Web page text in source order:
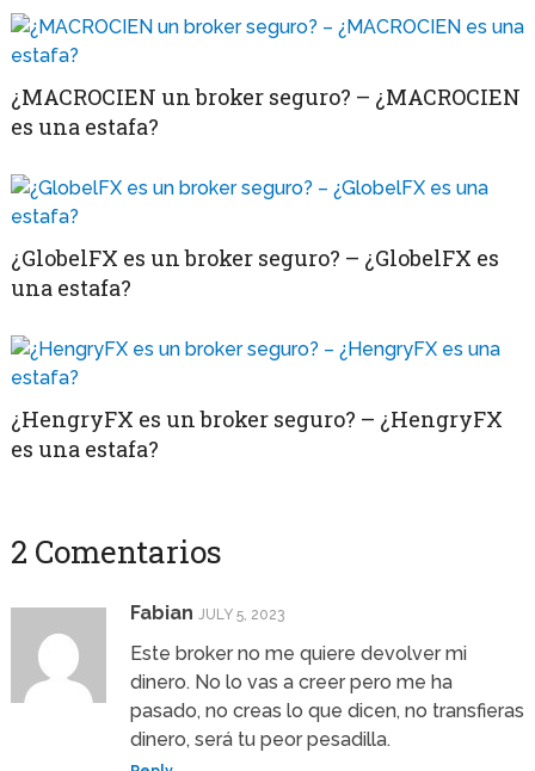
¿MACROCIEN un broker seguro? – ¿MACROCIEN
es una estafa?
¿GlobelFX es un broker seguro? – ¿GlobelFX es
una estafa?
¿HengryFX es un broker seguro? – ¿HengryFX
es una estafa?
2 Comentarios
Fabian JULY 5, 2023
Este broker no me quiere devolver mi
dinero. No lo vas a creer pero me ha
pasado, no creas lo que dicen, no transfieras
dinero, será tu peor pesadilla.